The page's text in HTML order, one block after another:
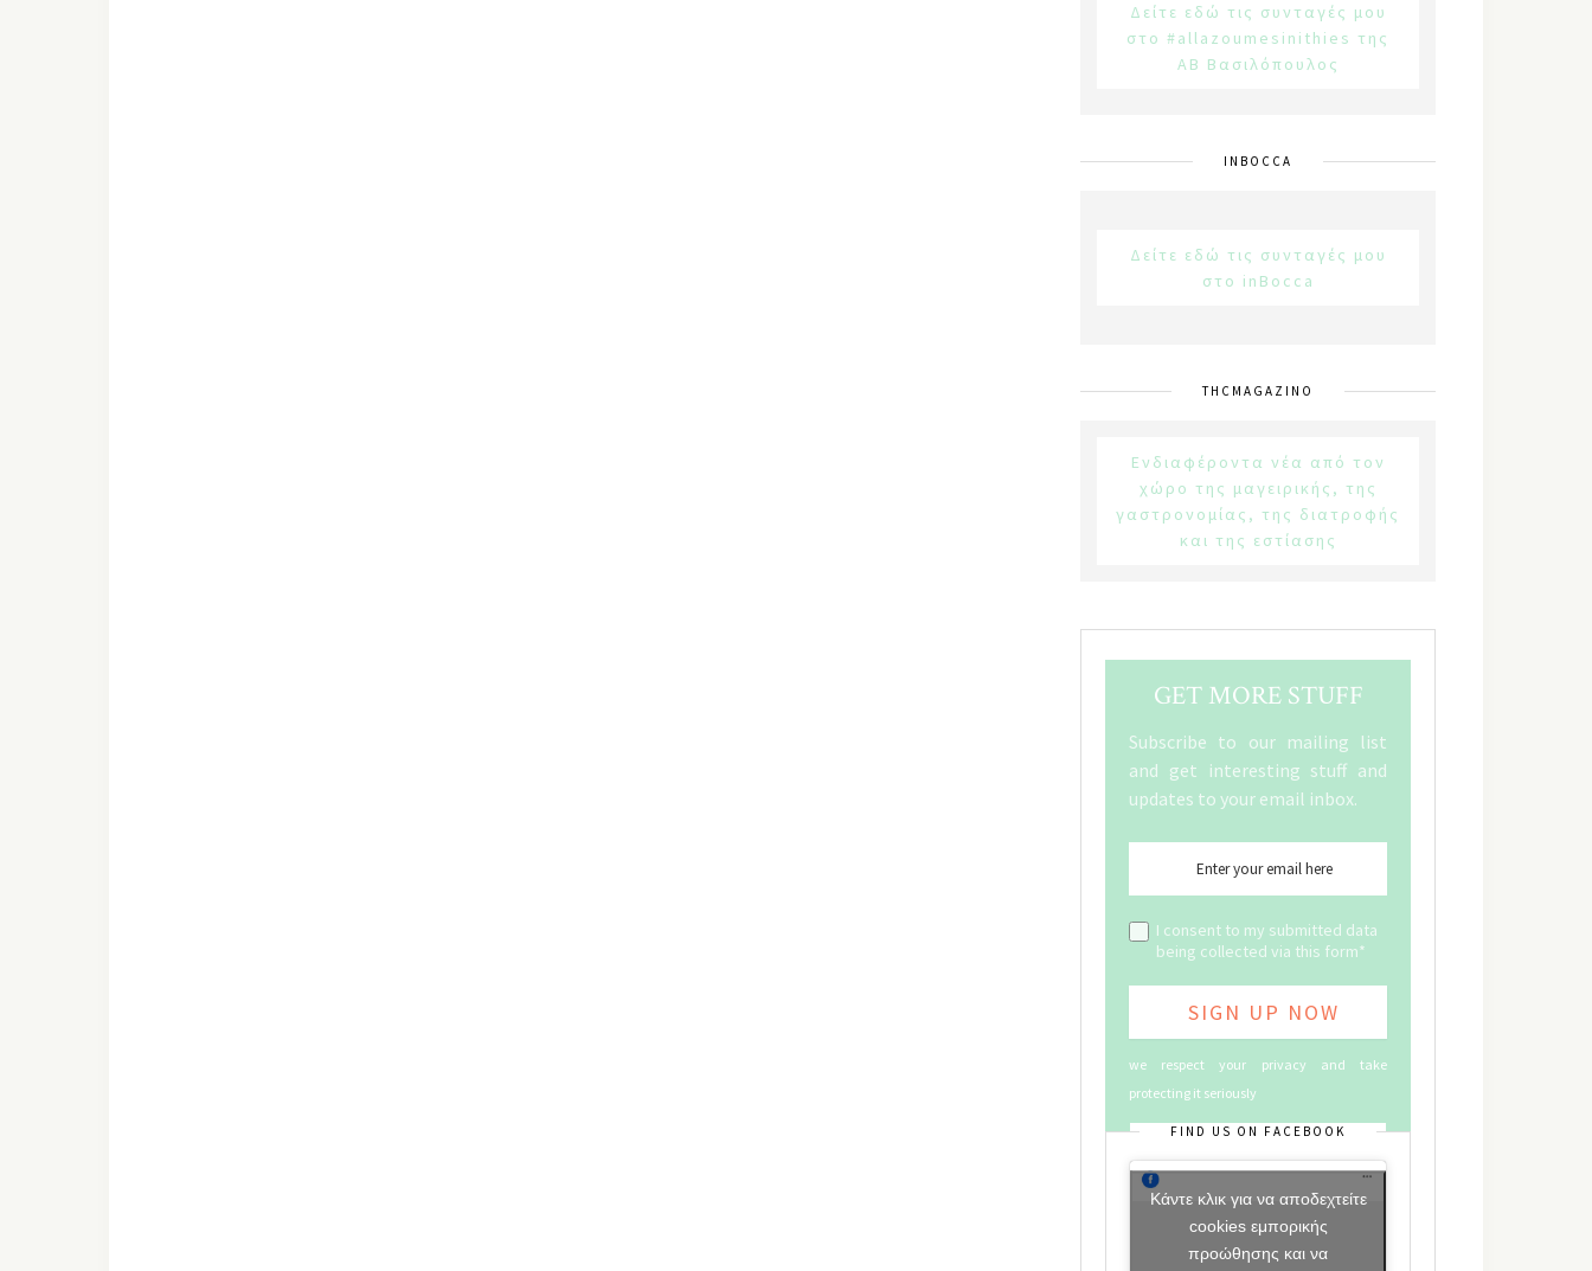
Δείτε εδώ τις συνταγές μου
στο #allazoumesinithies της
ΑΒ Βασιλόπουλος
INBOCCA
Δείτε εδώ τις συνταγές μου
στο inBocca
THCMAGAZINO
Ενδιαφέροντα νέα από τον
χώρο της μαγειρικής, της
γαστρονομίας, της διατροφής
και της εστίασης
GET MORE STUFF
Subscribe to our mailing list
and get interesting stuff and
updates to your email inbox.
I consent to my submitted data
being collected via this form*
we respect your privacy and take
protecting it seriously
FIND US ON FACEBOOK
Κάντε κλικ για να αποδεχτείτε
cookies εμπορικής
προώθησης και να